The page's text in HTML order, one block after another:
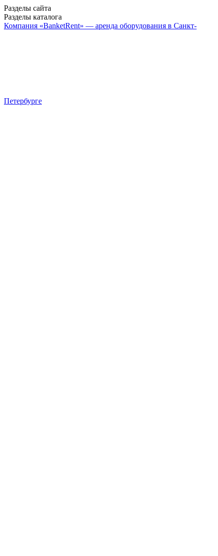
Разделы сайта
Разделы каталога
Компания «BanketRent» — аренда оборудования в Санкт-
Петербурге